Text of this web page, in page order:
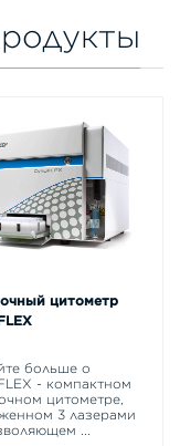
цитометр
больше о
- компактном
цитометре,
3 лазерами